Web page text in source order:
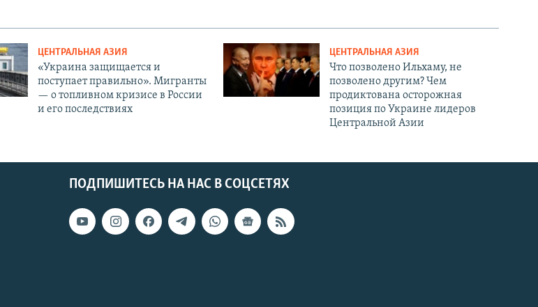
ЦЕНТРАЛЬНАЯ АЗИЯ
«Украина защищается и
поступает правильно». Мигранты
— о топливном кризисе в России
и его последствиях
ЦЕНТРАЛЬНАЯ АЗИЯ
Что позволено Ильхаму, не
позволено другим? Чем
продиктована осторожная
позиция по Украине лидеров
Центральной Азии
ПОДПИШИТЕСЬ НА НАС В СОЦСЕТЯХ